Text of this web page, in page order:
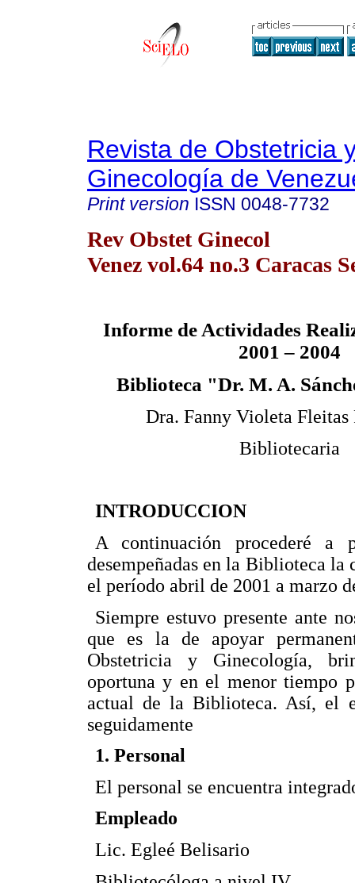
Revista de Obstetricia
Ginecología de
Print version ISSN 0048-7732
Rev Obstet Ginecol
Venez vol.64 no.3 Caracas
Informe de Actividades
2001 – 2004
Biblioteca "Dr. M. A.
Dra. Fanny Violeta Fleitas
Bibliotecaria
INTRODUCCION
A continuación procederé a
desempeñadas en la Biblioteca
el período abril de 2001 a marzo
Siempre estuvo presente ante
que es la de apoyar
Obstetricia y Ginecología,
oportuna y en el menor tiempo
actual de la Biblioteca. Así, el
seguidamente
1. Personal
El personal se encuentra
Empleado
Lic. Egleé Belisario